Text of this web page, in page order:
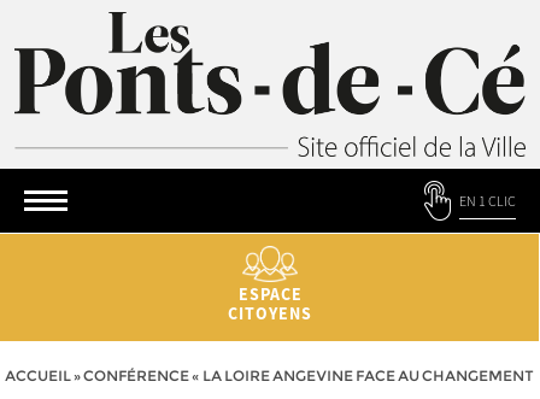
EN 1 CLIC
ESPACE
CITOYENS
ACCUEIL»CONFÉRENCE « LA LOIRE ANGEVINE FACE AU CHANGEMENT